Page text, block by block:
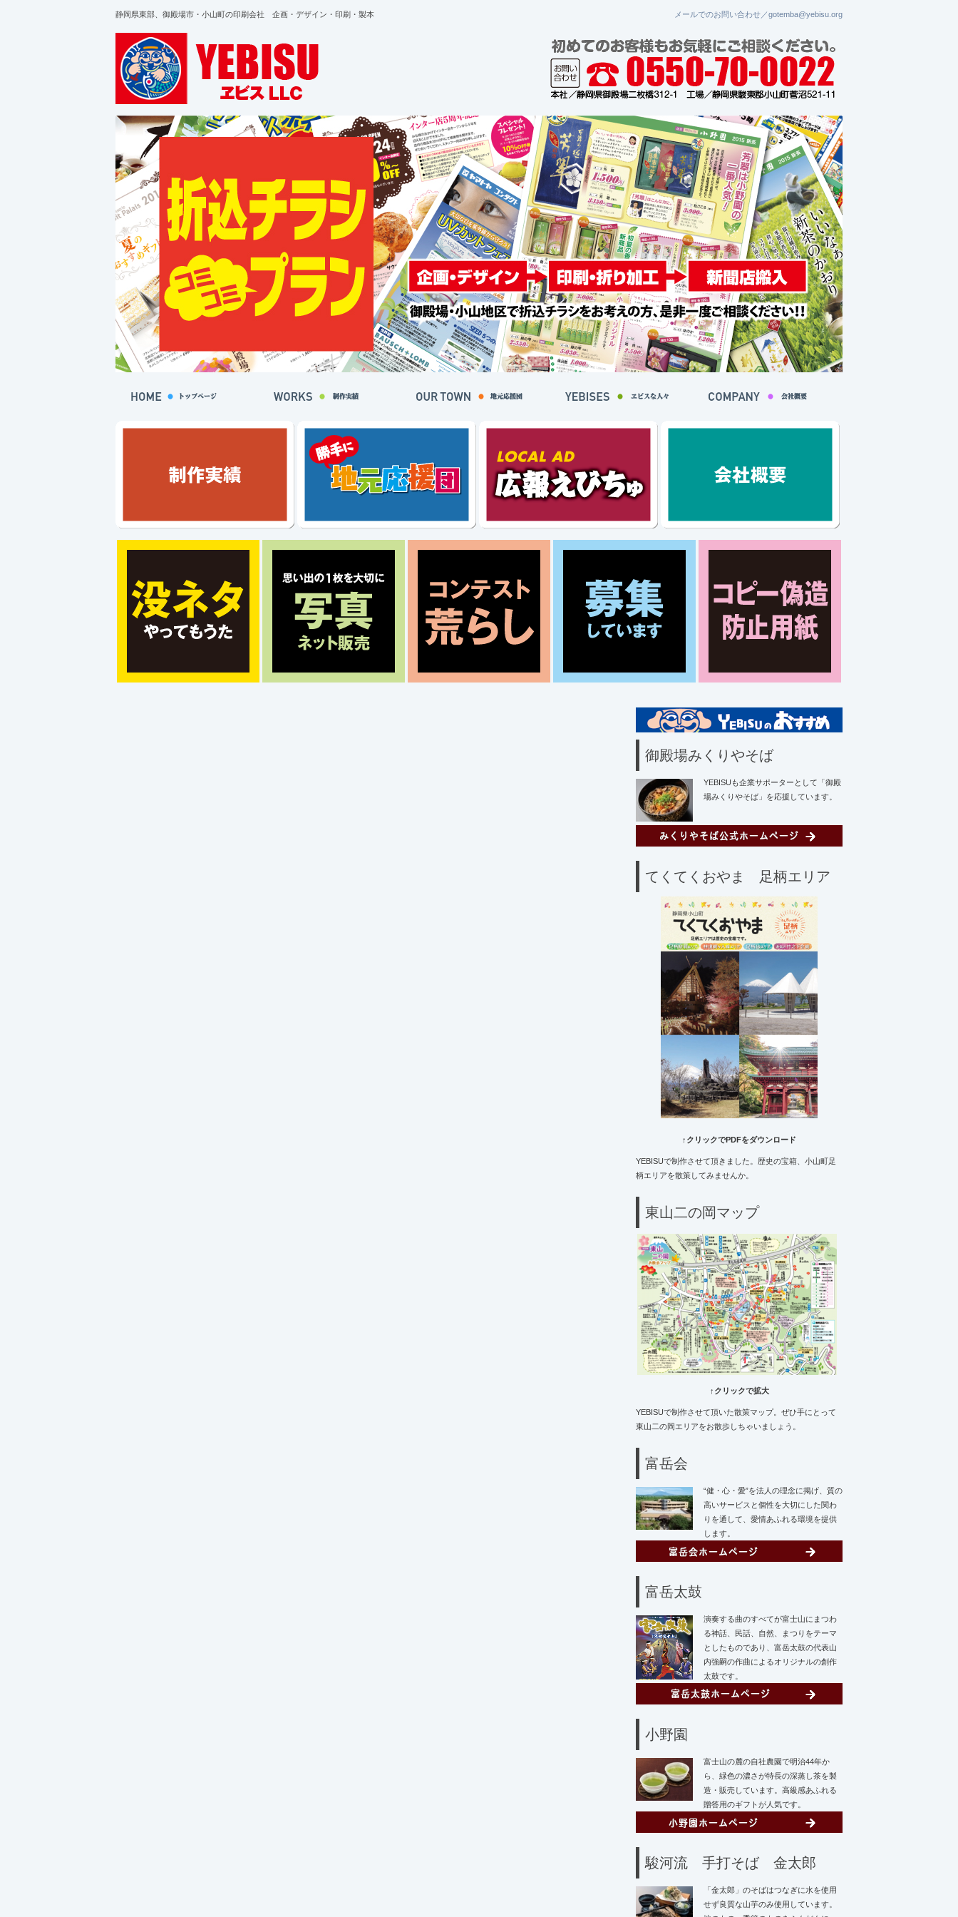
静岡県東部、御殿場市・小山町の印刷会社 企画・デザイン・印刷・製本 メールでのお問い合わせ／gotemba@yebisu.org
御殿場みくりやそば
YEBISUも企業サポーターとして「御殿
場みくりやそば」を応援しています。
てくてくおやま 足柄エリア
↑クリックでPDFをダウンロード
YEBISUで制作させて頂きました。歴史の宝箱、小山町足
柄エリアを散策してみませんか。
東山二の岡マップ
↑クリックで拡大
YEBISUで制作させて頂いた散策マップ。ぜひ手にとって
東山二の岡エリアをお散歩しちゃいましょう。
富岳会
“健・心・愛”を法人の理念に掲げ、質の
高いサービスと個性を大切にした関わ
りを通して、愛情あふれる環境を提供
します。
富岳太鼓
演奏する曲のすべてが富士山にまつわ
る神話、民話、自然、まつりをテーマ
としたものであり、富岳太鼓の代表山
内強嗣の作曲によるオリジナルの創作
太鼓です。
小野園
富士山の麓の自社農園で明治44年か
ら、緑色の濃さが特長の深蒸し茶を製
造・販売しています。高級感あふれる
贈答用のギフトが人気です。
駿河流 手打そば 金太郎
「金太郎」のそばはつなぎに水を使用
せず良質な山芋のみ使用しています。